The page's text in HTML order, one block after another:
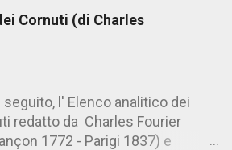
Cornuti (di Charles
seguito, l' Elenco analitico dei
redatto da Charles Fourier
1772 - Parigi 1837) e